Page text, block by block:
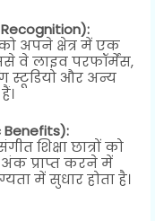
अपने क्षेत्र में एक
वे लाइव परफॉर्मेंस,
स्टूडियो और अन्य
Benefits):
शिक्षा छात्रों को
अंक प्राप्त करने में
में सुधार होता है।